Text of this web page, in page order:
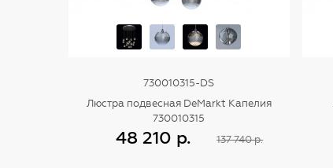
730010315-DS
Люстра подвесная DeMarkt Капелия
730010315
48 210 р.
137 740 р.